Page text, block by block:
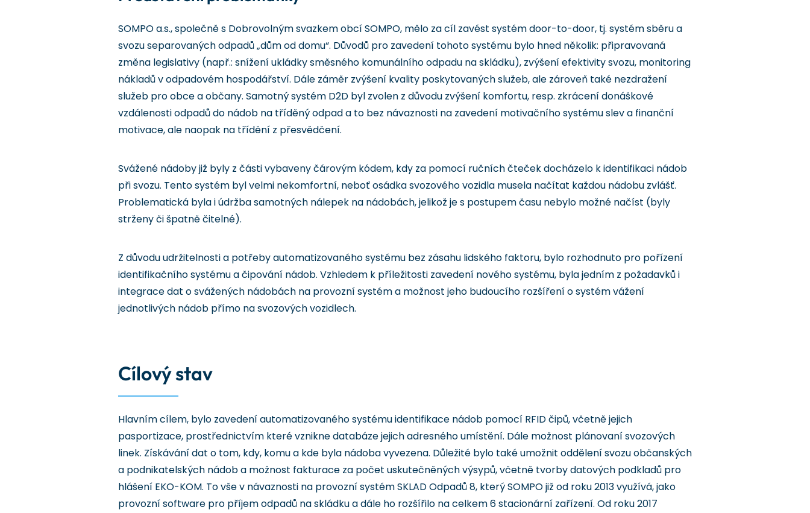
SOMPO a.s., společně s Dobrovolným svazkem obcí SOMPO, mělo za cíl zavést systém door-to-door, tj. systém sběru a
svozu separovaných odpadů „dům od domu“. Důvodů pro zavedení tohoto systému bylo hned několik: připravovaná
změna legislativy (např.: snížení ukládky směsného komunálního odpadu na skládku), zvýšení efektivity svozu, monitoring
nákladů v odpadovém hospodářství. Dále záměr zvýšení kvality poskytovaných služeb, ale zároveň také nezdražení
služeb pro obce a občany. Samotný systém D2D byl zvolen z důvodu zvýšení komfortu, resp. zkrácení donáškové
vzdálenosti odpadů do nádob na tříděný odpad a to bez návaznosti na zavedení motivačního systému slev a finanční
motivace, ale naopak na třídění z přesvědčení.
Svážené nádoby již byly z části vybaveny čárovým kódem, kdy za pomocí ručních čteček docházelo k identifikaci nádob
při svozu. Tento systém byl velmi nekomfortní, neboť osádka svozového vozidla musela načítat každou nádobu zvlášť.
Problematická byla i údržba samotných nálepek na nádobách, jelikož je s postupem času nebylo možné načíst (byly
strženy či špatně čitelné).
Z důvodu udržitelnosti a potřeby automatizovaného systému bez zásahu lidského faktoru, bylo rozhodnuto pro pořízení
identifikačního systému a čipování nádob. Vzhledem k příležitosti zavedení nového systému, byla jedním z požadavků i
integrace dat o svážených nádobách na provozní systém a možnost jeho budoucího rozšíření o systém vážení
jednotlivých nádob přímo na svozových vozidlech.
Cílový stav
Hlavním cílem, bylo zavedení automatizovaného systému identifikace nádob pomocí RFID čipů, včetně jejich
pasportizace, prostřednictvím které vznikne databáze jejich adresného umístění. Dále možnost plánovaní svozových
linek. Získávání dat o tom, kdy, komu a kde byla nádoba vyvezena. Důležité bylo také umožnit oddělení svozu občanských
a podnikatelských nádob a možnost fakturace za počet uskutečněných výsypů, včetně tvorby datových podkladů pro
hlášení EKO-KOM. To vše v návaznosti na provozní systém SKLAD Odpadů 8, který SOMPO již od roku 2013 využívá, jako
provozní software pro příjem odpadů na skládku a dále ho rozšířilo na celkem 6 stacionární zařízení. Od roku 2017